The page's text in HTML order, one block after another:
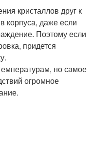
кристаллов друг к
корпуса, даже если
Поэтому если
придется
но самое
огромное